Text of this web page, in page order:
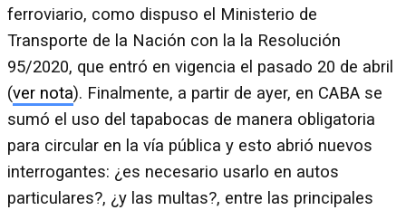
ferroviario, como dispuso el Ministerio de
Transporte de la Nación con la la Resolución
95/2020, que entró en vigencia el pasado 20 de abril
(ver nota). Finalmente, a partir de ayer, en CABA se
sumó el uso del tapabocas de manera obligatoria
para circular en la vía pública y esto abrió nuevos
interrogantes: ¿es necesario usarlo en autos
particulares?, ¿y las multas?, entre las principales